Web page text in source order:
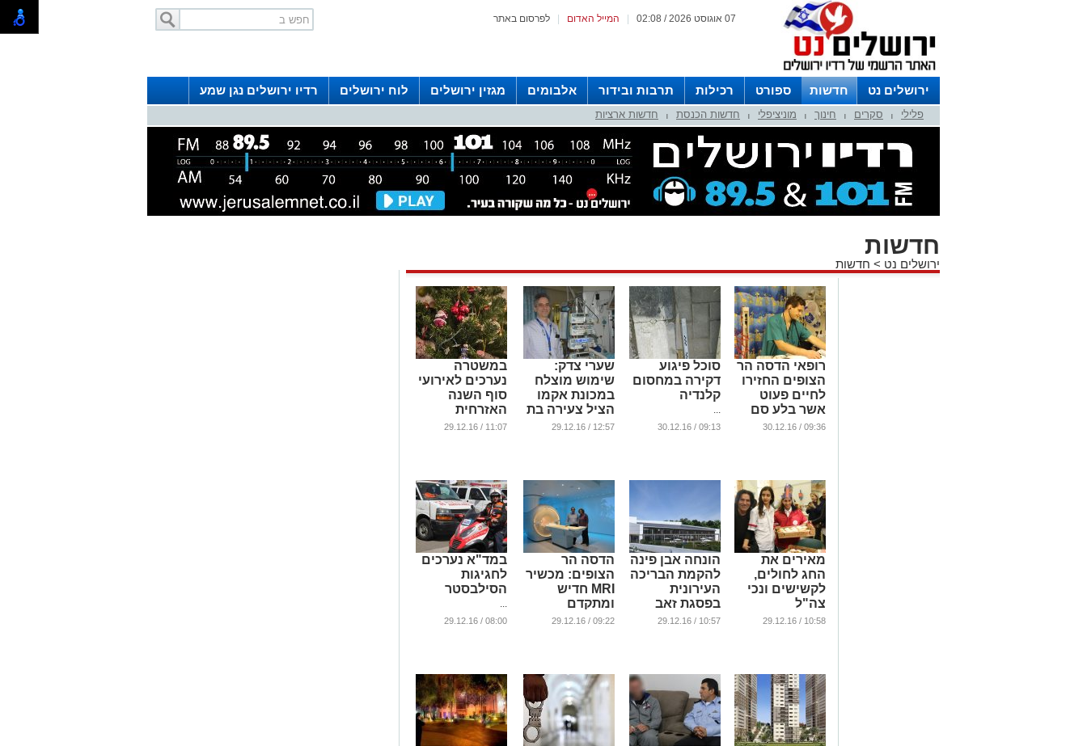
לפרסום באתר המייל האדום 07 אוגוסט 2026 / 02:08
ירושלים נט חדשות ספורט רכילות תרבות ובידור אלבומים מגזין ירושלים לוח ירושלים
רדיו ירושלים נגן שמע
לפרסום ברדיו צרו קשר
לוח שדורים רדיו ירושלים פלילי סקרים חינוך מוניציפלי חדשות הכנסת חדשות ארציות
חדשות
ירושלים נט > חדשות
רופאי הדסה הר
הצופים החזירו
לחיים פעוט
אשר בלע סם
מסוג מתדון
09:36 / 30.12.16
סוכל פיגוע
דקירה במחסום
קלנדיה
...
09:13 / 30.12.16
שערי צדק:
שימוש מוצלח
במכונת אקמו
הציל צעירה בת
25
12:57 / 29.12.16
במשטרה
נערכים לאירועי
סוף השנה
האזרחית
...
11:07 / 29.12.16
מאירים את
החג לחולים,
לקשישים ונכי
צה"ל
...
10:58 / 29.12.16
הונחה אבן פינה
להקמת הבריכה
העירונית
בפסגת זאב
...
10:57 / 29.12.16
הדסה הר
הצופים: מכשיר
MRI חדיש
ומתקדם
...
09:22 / 29.12.16
במד"א נערכים
לחגיגות
הסילבסטר
...
08:00 / 29.12.16